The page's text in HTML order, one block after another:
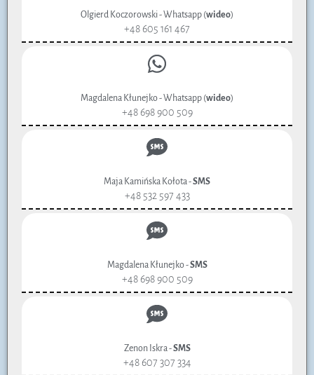
Olgierd Koczorowski - Whatsapp (wideo)
+48 605 161 467
Magdalena Kłunejko - Whatsapp (wideo)
+48 698 900 509
Maja Kamińska Kołota -SMS
+48 532 597 433
Magdalena Kłunejko -SMS
+48 698 900 509
Zenon Iskra -SMS
+48 607 307 334